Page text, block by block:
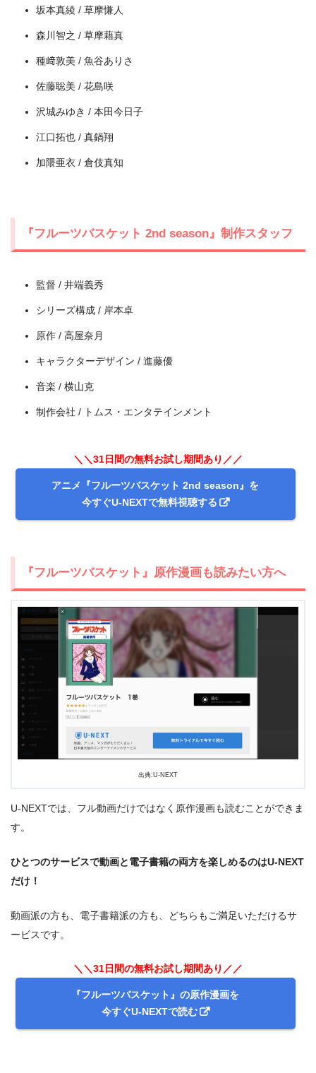
＼＼31日間無料!!お試し解約もOK／／
今すぐ無料でU-NEXTで見る
出典:U-NEXT
坂本真綾 / 草摩慊人
森川智之 / 草摩藉真
種﨑敦美 / 魚谷ありさ
佐藤聡美 / 花島咲
沢城みゆき / 本田今日子
江口拓也 / 真鍋翔
加隈亜衣 / 倉伎真知
『フルーツバスケット 2nd season』制作スタッフ
監督 / 井端義秀
シリーズ構成 / 岸本卓
原作 / 高屋奈月
キャラクターデザイン / 進藤優
音楽 / 横山克
制作会社 / トムス・エンタテインメント
＼＼31日間の無料お試し期間あり／／
アニメ『フルーツバスケット 2nd season』を
今すぐU-NEXTで無料視聴する
『フルーツバスケット』原作漫画も読みたい方へ
出典:U-NEXT
U-NEXTでは、フル動画だけではなく原作漫画も読むことができま
す。
ひとつのサービスで動画と電子書籍の両方を楽しめるのはU-NEXT
だけ！
動画派の方も、電子書籍派の方も、どちらもご満足いただけるサ
ービスです。
＼＼31日間の無料お試し期間あり／／
『フルーツバスケット』の原作漫画を
今すぐU-NEXTで読む